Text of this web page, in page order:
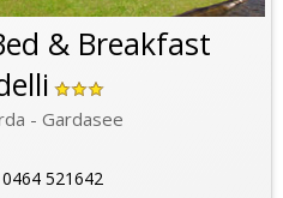
& Breakfast
- Gardasee
521642